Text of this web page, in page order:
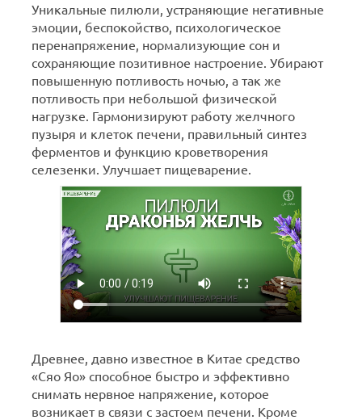
Уникальные пилюли, устраняющие негативные
эмоции, беспокойство, психологическое
перенапряжение, нормализующие сон и
сохраняющие позитивное настроение. Убирают
повышенную потливость ночью, а так же
потливость при небольшой физической
нагрузке. Гармонизируют работу желчного
пузыря и клеток печени, правильный синтез
ферментов и функцию кроветворения
селезенки. Улучшает пищеварение.
Древнее, давно известное в Китае средство
«Сяо Яо» способное быстро и эффективно
снимать нервное напряжение, которое
возникает в связи с застоем печени. Кроме